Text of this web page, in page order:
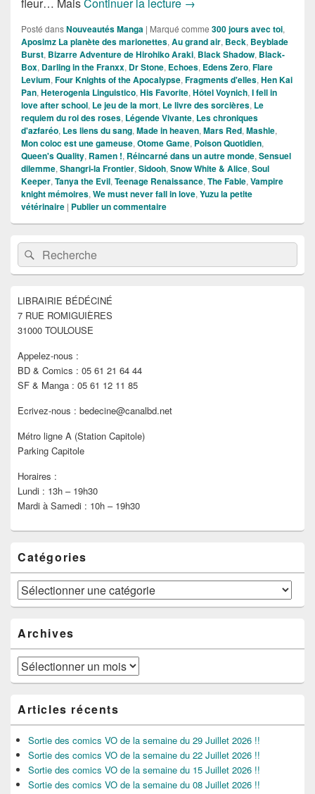
Posté dansNouveautés Manga | Marqué comme 300 jours avec toi,
Aposimz La planète des marionettes, Au grand air, Beck, Beyblade
Burst, Bizarre Adventure de Hirohiko Araki, Black Shadow, Black-
Box, Darling in the Franxx, Dr Stone, Echoes, Edens Zero, Flare
Levium, Four Knights of the Apocalypse, Fragments d'elles, Hen Kai
Pan, Heterogenia Linguistico, His Favorite, Hôtel Voynich, I fell in
love after school, Le jeu de la mort, Le livre des sorcières, Le
requiem du roi des roses, Légende Vivante, Les chroniques
d'azfaréo, Les liens du sang, Made in heaven, Mars Red, Mashle,
Mon coloc est une gameuse, Otome Game, Poison Quotidien,
Queen's Quality, Ramen !, Réincarné dans un autre monde, Sensuel
dilemme, Shangri-la Frontier, Sidooh, Snow White & Alice, Soul
Keeper, Tanya the Evil, Teenage Renaissance, The Fable, Vampire
knight mémoires, We must never fall in love, Yuzu la petite
vétérinaire | Publier un commentaire
Zone
principale
de
widget
barre
latérale
Recherche :Rechercher
LIBRAIRIE BÉDÉCINÉ
7 RUE ROMIGUIÈRES
31000 TOULOUSE
Appelez-nous :
BD & Comics : 05 61 21 64 44
SF & Manga : 05 61 12 11 85
Ecrivez-nous : bedecine@canalbd.net
Métro ligne A (Station Capitole)
Parking Capitole
Horaires :
Lundi : 13h – 19h30
Mardi à Samedi : 10h – 19h30
Catégories
Catégories
Archives
Archives
Articles récents
Sortie des comics VO de la semaine du 29 Juillet 2026 !!
Sortie des comics VO de la semaine du 22 Juillet 2026 !!
Sortie des comics VO de la semaine du 15 Juillet 2026 !!
Sortie des comics VO de la semaine du 08 Juillet 2026 !!